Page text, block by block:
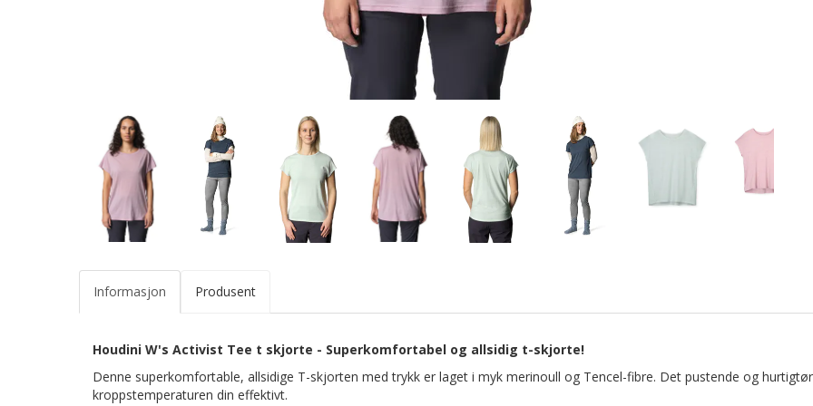
Informasjon Produsent
Houdini W's Activist Tee t skjorte - Superkomfortabel og allsidig t-skjorte!
Denne superkomfortable, allsidige T-skjorten med trykk er laget i myk merinoull og Tencel-fibre. Det pustende og
kroppstemperaturen din effektivt.